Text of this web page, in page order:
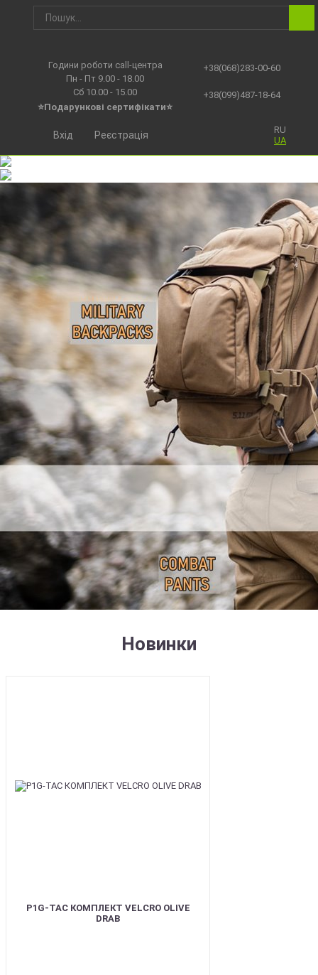
Години роботи call-центра
Пн - Пт 9.00 - 18.00
Сб 10.00 - 15.00
⭐Подарункові сертифікати⭐
+38(068)283-00-60
+38(099)487-18-64
RU
UA
Вхід Реєстрація
Новинки
P1G-TAC КОМПЛЕКТ VELCRO OLIVE
DRAB